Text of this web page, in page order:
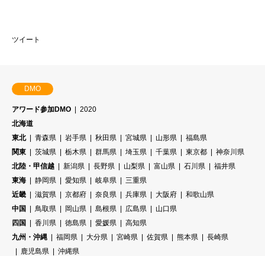
ツイート
DMO
アワード参加DMO
2020
北海道
東北
青森県 岩手県 秋田県 宮城県 山形県
福島県
関東
茨城県 栃木県 群馬県 埼玉県 千葉県 東京都
神奈川県
北陸・甲信越
新潟県 長野県 山梨県 富山県 石川県
福井県
東海
静岡県 愛知県 岐阜県
三重県
近畿
滋賀県 京都府 奈良県 兵庫県 大阪府
和歌山県
中国
鳥取県 岡山県 島根県 広島県
山口県
四国
香川県 徳島県 愛媛県
高知県
九州・沖縄
福岡県 大分県 宮崎県 佐賀県 熊本県
長崎県
鹿児島県
沖縄県